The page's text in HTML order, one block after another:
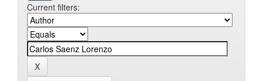
Current filters: